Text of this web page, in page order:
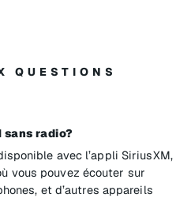
QUESTIONS
radio?
avec l’appli SiriusXM,
vous pouvez écouter sur
et d’autres appareils